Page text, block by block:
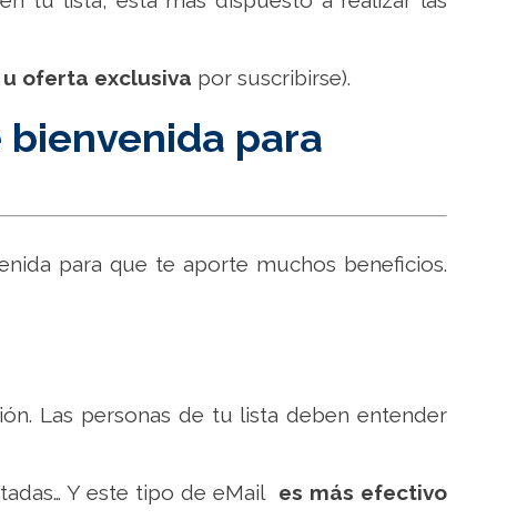
oferta exclusiva por suscribirse).
bienvenida para
para que te aporte muchos beneficios.
Las personas de tu lista deben entender
Y este tipo de eMail es más efectivo